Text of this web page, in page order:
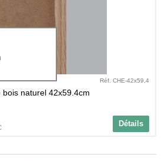
Réf. CHE-42x59,4
bois naturel 42x59.4cm
Détails